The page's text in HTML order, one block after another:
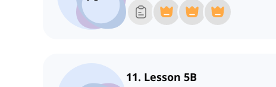
11. Lesson 5B